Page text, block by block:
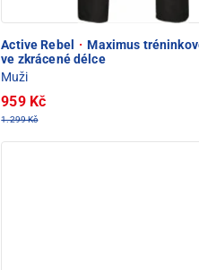
Active Rebel · Maximus
ve zkrácené délce
Muži
959 Kč
1.299 Kč